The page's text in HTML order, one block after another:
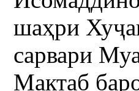
шаҳри
сарвари
Мактаб